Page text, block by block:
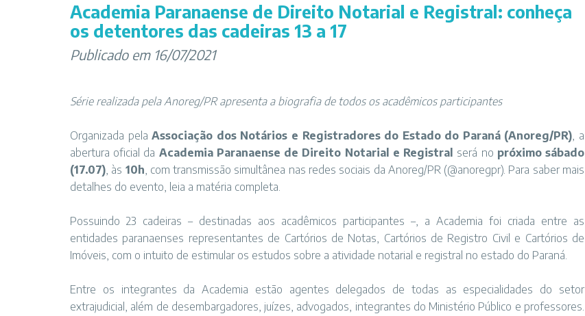
Academia Paranaense de Direito Notarial e Registral: conheça
os detentores das cadeiras 13 a 17
Publicado em 16/07/2021
Série realizada pela Anoreg/PR apresenta a biografia de todos os acadêmicos participantes
Organizada pelaAssociação dos Notários e Registradores do Estado do Paraná (Anoreg/PR), a
abertura oficial da Academia Paranaense de Direito Notarial e Registral será no próximo sábado
(17.07), às 10h, com transmissão simultânea nas redes sociais da Anoreg/PR (@anoregpr). Para saber mais
detalhes do evento, leia a matéria completa.
Possuindo 23 cadeiras – destinadas aos acadêmicos participantes –, a Academia foi criada entre as
entidades paranaenses representantes de Cartórios de Notas, Cartórios de Registro Civil e Cartórios de
Imóveis, com o intuito de estimular os estudos sobre a atividade notarial e registral no estado do Paraná.
Entre os integrantes da Academia estão agentes delegados de todas as especialidades do setor
extrajudicial, além de desembargadores, juízes, advogados, integrantes do Ministério Público e professores.